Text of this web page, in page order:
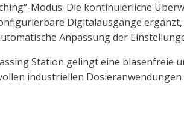
Modus: Die kontinuierliche
Digitalausgänge
Anpassung der
Station gelingt eine
industriellen